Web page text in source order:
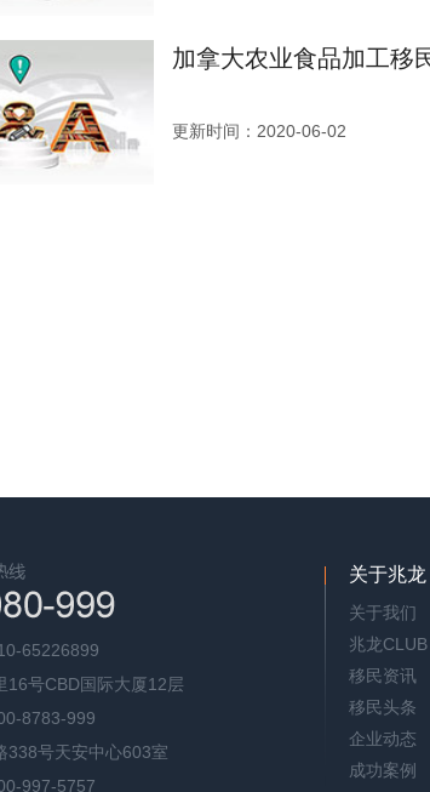
加拿大农业食品加工移
更新时间：2020-06-02
65226899
16号CBD国际大厦12层
8783-999
338号天安中心603室
997-5757
关于兆龙
关于我们
兆龙CLUB
移民资讯
移民头条
企业动态
成功案例